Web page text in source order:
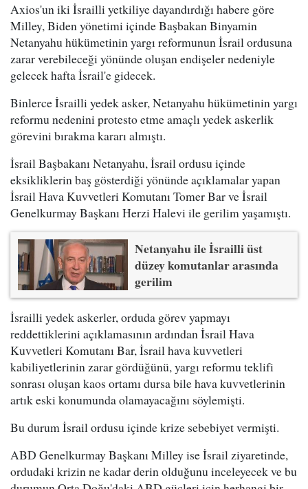
Axios'un iki İsrailli yetkiliye dayandırdığı habere göre
Milley, Biden yönetimi içinde Başbakan Binyamin
Netanyahu hükümetinin yargı reformunun İsrail ordusuna
zarar verebileceği yönünde oluşan endişeler nedeniyle
gelecek hafta İsrail'e gidecek.
Binlerce İsrailli yedek asker, Netanyahu hükümetinin yargı
reformu nedenini protesto etme amaçlı yedek askerlik
görevini bırakma kararı almıştı.
İsrail Başbakanı Netanyahu, İsrail ordusu içinde
eksikliklerin baş gösterdiği yönünde açıklamalar yapan
İsrail Hava Kuvvetleri Komutanı Tomer Bar ve İsrail
Genelkurmay Başkanı Herzi Halevi ile gerilim yaşamıştı.
Netanyahu ile İsrailli üst
düzey komutanlar arasında
gerilim
İsrailli yedek askerler, orduda görev yapmayı
reddettiklerini açıklamasının ardından İsrail Hava
Kuvvetleri Komutanı Bar, İsrail hava kuvvetleri
kabiliyetlerinin zarar gördüğünü, yargı reformu teklifi
sonrası oluşan kaos ortamı dursa bile hava kuvvetlerinin
artık eski konumunda olamayacağını söylemişti.
Bu durum İsrail ordusu içinde krize sebebiyet vermişti.
ABD Genelkurmay Başkanı Milley ise İsrail ziyaretinde,
ordudaki krizin ne kadar derin olduğunu inceleyecek ve bu